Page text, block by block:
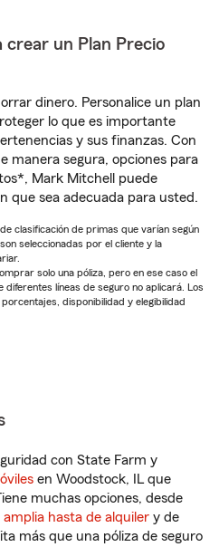
crear un Plan Precio
dinero. Personalice un plan
lo que es importante
y sus finanzas. Con
manera segura, opciones para
Mark Mitchell puede
que sea adecuada para usted.
clasificación de primas que varían según
seleccionadas por el cliente y la
solo una póliza, pero en ese caso el
líneas de seguro no aplicará. Los
disponibilidad y elegibilidad
con State Farm y
en Woodstock, IL que
muchas opciones, desde
amplia hasta de alquiler y de
más que una póliza de seguro